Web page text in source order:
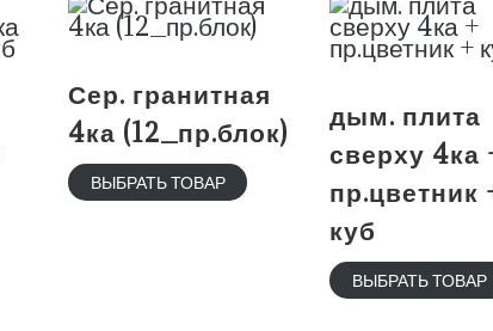
Сер. гранитная
4ка (12_пр.блок)
ВЫБРАТЬ ТОВАР
дым. плита
сверху 4ка
пр.цветник
куб
ВЫБРАТЬ ТОВАР